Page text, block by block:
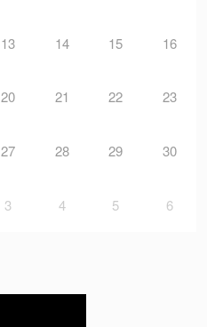
13 14 15 16
20 21 22 23
27 28 29 30
3 4 5 6